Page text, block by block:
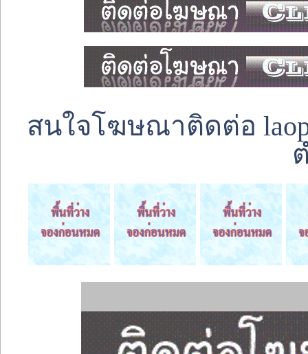
สนใจโฆษณาติดต่อ